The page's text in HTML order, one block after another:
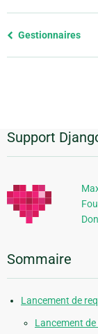
Previous
Gestionnaires
Informations
Support
Sommaire
Lancement de
Lancement